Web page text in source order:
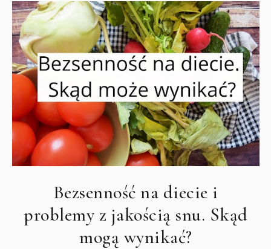
Bezsenność na diecie i
problemy z jakością snu. Skąd
mogą wynikać?